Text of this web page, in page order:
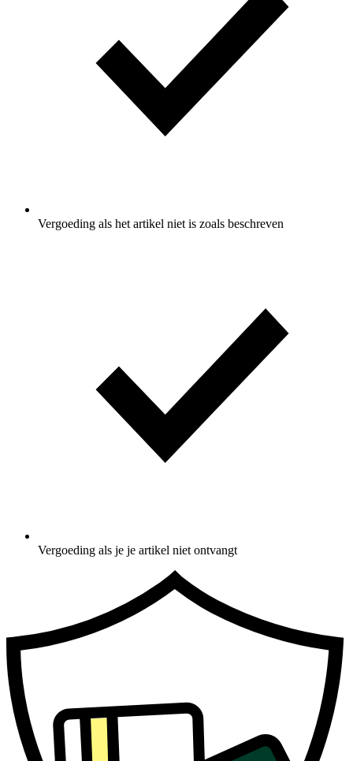
Vergoeding als het artikel niet is zoals beschreven
Vergoeding als je je artikel niet ontvangt